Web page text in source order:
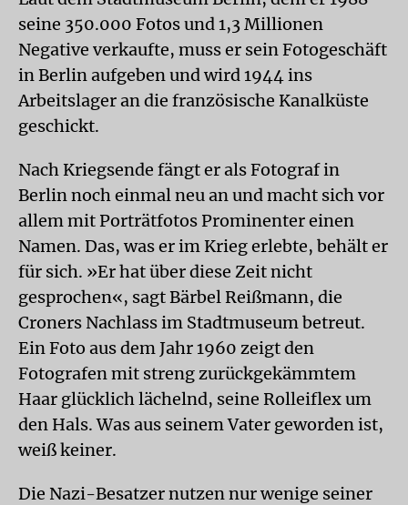
seine 350.000 Fotos und 1,3 Millionen
Negative verkaufte, muss er sein Fotogeschäft
in Berlin aufgeben und wird 1944 ins
Arbeitslager an die französische Kanalküste
geschickt.
Nach Kriegsende fängt er als Fotograf in
Berlin noch einmal neu an und macht sich vor
allem mit Porträtfotos Prominenter einen
Namen. Das, was er im Krieg erlebte, behält er
für sich. »Er hat über diese Zeit nicht
gesprochen«, sagt Bärbel Reißmann, die
Croners Nachlass im Stadtmuseum betreut.
Ein Foto aus dem Jahr 1960 zeigt den
Fotografen mit streng zurückgekämmtem
Haar glücklich lächelnd, seine Rolleiflex um
den Hals. Was aus seinem Vater geworden ist,
weiß keiner.
Die Nazi-Besatzer nutzen nur wenige seiner